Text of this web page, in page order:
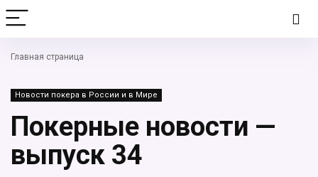
Главная страница
Новости покера в России и в Мире
Покерные новости —
выпуск 34